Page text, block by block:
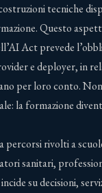
tecniche
Questo
Act prevede
e deployer, in
per loro conto.
la formazione
percorsi rivolti a
sanitari,
su decisioni,